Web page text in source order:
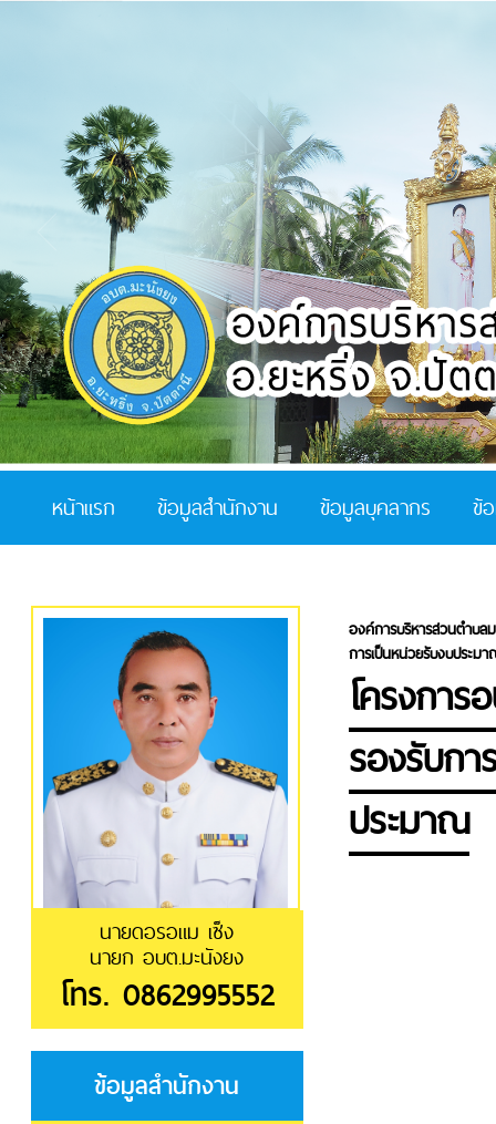
หน้าแรก ข้อมูลสำนักงาน ข้อมูลบุคลากร ข้
นายดอรอแม เซ็ง
นายก อบต.มะนังยง
โทร. 0862995552
ข้อมูลสำนักงาน
องค์การบริหารส่วนตำบล
การเป็นหน่วยรับงบประ
โครงกา
รองรับก
ประมาณ